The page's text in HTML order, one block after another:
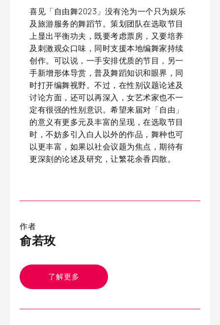
喜见「自由舞2023」没有沦为一个只为娱乐
及旅游服务的舞蹈节。策划团队在选取节目
上显出平衡功夫，既要考虑票房，又要培养
及刺激观众口味，同时支援本地编舞家持续
创作。可以说，一手安排优质的节目，另一
手新增形体导赏，普及舞蹈知识和眼界，同
时打开编舞视野。不过，在性别议题论述及
讨论方面，还可以再深入，女艺术家也不一
定有很强的性别意识。希望来届对「自由」
的意义有更多元及丰富的呈现，在选取节目
时，不妨多引入白人以外的作品，舞种也可
以更丰富，如果以社会议题为焦点，期待有
更深刻的论述及研究，让繁花余香四散。
作者
俞若玫
了解更多